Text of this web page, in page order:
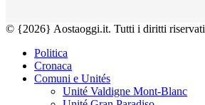
© {2026} Aostaoggi.it. Tutti i diritti riservati
Politica
Cronaca
Comuni e Unités
Unité Valdigne Mont-Blanc